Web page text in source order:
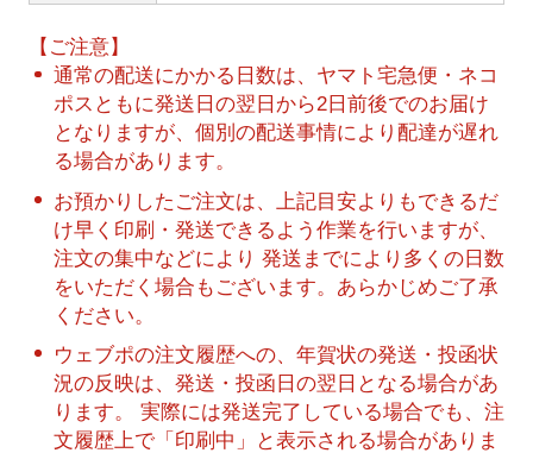
【ご注意】
通常の配送にかかる日数は、ヤマト宅急便・ネコ
ポスともに発送日の翌日から2日前後でのお届け
となりますが、個別の配送事情により配達が遅れ
る場合があります。
お預かりしたご注文は、上記目安よりもできるだ
け早く印刷・発送できるよう作業を行いますが、
注文の集中などにより 発送までにより多くの日数
をいただく場合もございます。あらかじめご了承
ください。
ウェブポの注文履歴への、年賀状の発送・投函状
況の反映は、発送・投函日の翌日となる場合があ
ります。 実際には発送完了している場合でも、注
文履歴上で「印刷中」と表示される場合がありま